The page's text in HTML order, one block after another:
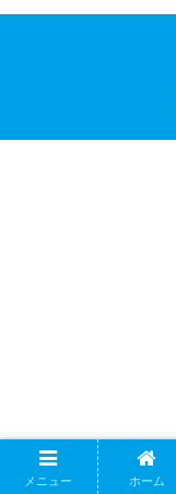
メニュー ホーム